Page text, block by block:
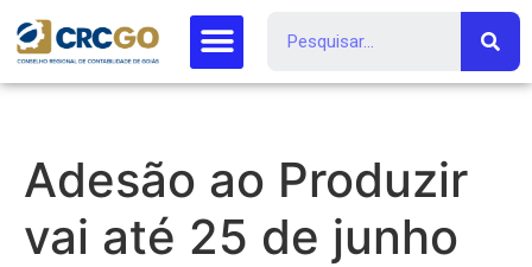
Adesão ao Produzir
vai até 25 de junho